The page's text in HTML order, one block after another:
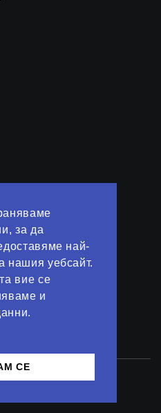
за да
най-
нашия уебсайт.
вие се
и
СЕ
Kirov Invest Group